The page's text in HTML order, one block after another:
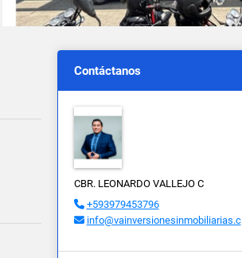
Contáctanos
CBR. LEONARDO VALLEJO C
+593979453796
info@vainversionesinmobiliarias.com